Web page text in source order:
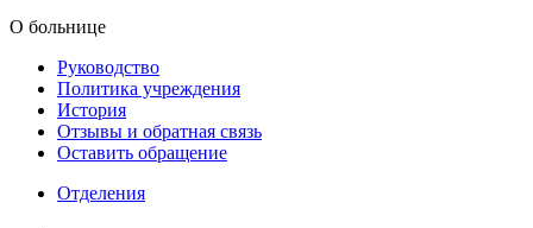
О больнице
Руководство
Политика учреждения
История
Отзывы и обратная связь
Оставить обращение
Отделения